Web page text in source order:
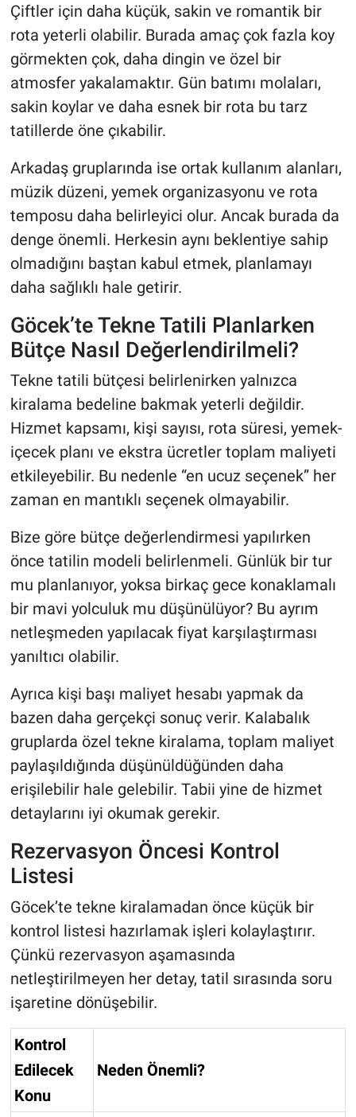
Çiftler için daha küçük, sakin ve romantik bir
rota yeterli olabilir. Burada amaç çok fazla koy
görmekten çok, daha dingin ve özel bir
atmosfer yakalamaktır. Gün batımı molaları,
sakin koylar ve daha esnek bir rota bu tarz
tatillerde öne çıkabilir.
Arkadaş gruplarında ise ortak kullanım alanları,
müzik düzeni, yemek organizasyonu ve rota
temposu daha belirleyici olur. Ancak burada da
denge önemli. Herkesin aynı beklentiye sahip
olmadığını baştan kabul etmek, planlamayı
daha sağlıklı hale getirir.
Göcek’te Tekne Tatili Planlarken
Bütçe Nasıl Değerlendirilmeli?
Tekne tatili bütçesi belirlenirken yalnızca
kiralama bedeline bakmak yeterli değildir.
Hizmet kapsamı, kişi sayısı, rota süresi, yemek-
içecek planı ve ekstra ücretler toplam maliyeti
etkileyebilir. Bu nedenle “en ucuz seçenek” her
zaman en mantıklı seçenek olmayabilir.
Bize göre bütçe değerlendirmesi yapılırken
önce tatilin modeli belirlenmeli. Günlük bir tur
mu planlanıyor, yoksa birkaç gece konaklamalı
bir mavi yolculuk mu düşünülüyor? Bu ayrım
netleşmeden yapılacak fiyat karşılaştırması
yanıltıcı olabilir.
Ayrıca kişi başı maliyet hesabı yapmak da
bazen daha gerçekçi sonuç verir. Kalabalık
gruplarda özel tekne kiralama, toplam maliyet
paylaşıldığında düşünüldüğünden daha
erişilebilir hale gelebilir. Tabii yine de hizmet
detaylarını iyi okumak gerekir.
Rezervasyon Öncesi Kontrol
Listesi
Göcek’te tekne kiralamadan önce küçük bir
kontrol listesi hazırlamak işleri kolaylaştırır.
Çünkü rezervasyon aşamasında
netleştirilmeyen her detay, tatil sırasında soru
işaretine dönüşebilir.
Kontrol
Edilecek
Konu
Neden Önemli?